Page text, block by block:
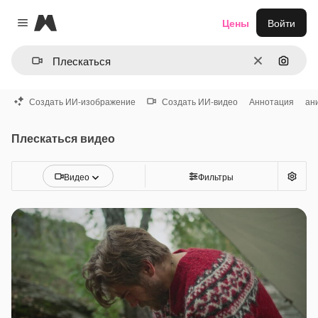
Close menu
Magnific
ОчиститьПоиск
Цены Войти
Создать ИИ-изображение Создать ИИ-видео Аннотация
Плескаться видео
Видео Фильтры